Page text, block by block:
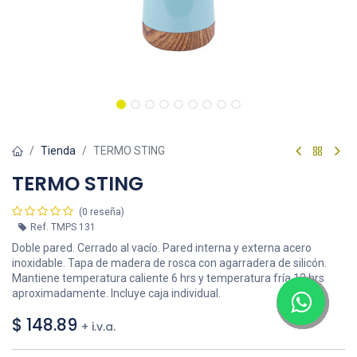
Tienda TERMO STING
TERMO STING
(0 reseña)
Ref. TMPS 131
Doble pared. Cerrado al vacío. Pared interna y externa acero
inoxidable. Tapa de madera de rosca con agarradera de silicón.
Mantiene temperatura caliente 6 hrs y temperatura fría 12 hrs
aproximadamente. Incluye caja individual.
$ 148.89 + i.v.a.